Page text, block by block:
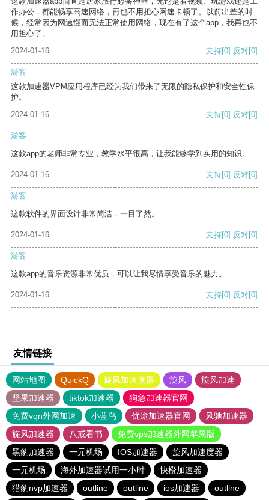
作办公，都能畅享高速网络，再也不用担心网速卡顿了。以前出差的时
候，经常因为网速慢而无法正常使用网络，现在有了这个app，我再也不
用担心了。
2024-01-16
支持[0] 反对[0]
游客
这款加速器VPM应用程序已经为我们带来了无限的隐私保护和安全性保
护。
2024-01-16
支持[0] 反对[0]
游客
这款app的老师非常专业，教学水平很高，让我能够学到实用的知识。
2024-01-16 支持[0] 反对[0]
游客
这款软件的界面设计非常简洁，一目了然。
2024-01-16 支持[0] 反对[0]
游客
这款app的音乐资源非常优质，可以让我尽情享受音乐的魅力。
2024-01-16 支持[0] 反对[0]
友情链接
网站地图 QuickQ 旋风加速度器 旋风
旋风加速
坚果加速器
tiktok加速器
狗急加速器官网
免费vqn外网加速
小蓝鸟 优途加速器官网
风驰加速器
旋风加速器
八戒看书
免费vps加速器外网苹果版
黑豹加速器
一元机场 IOS加速器
旋风加速度器
一元机场
海外加速器试用一小时
快橙加速器
猎豹nvp加速器
outline outline ios加速器 outline